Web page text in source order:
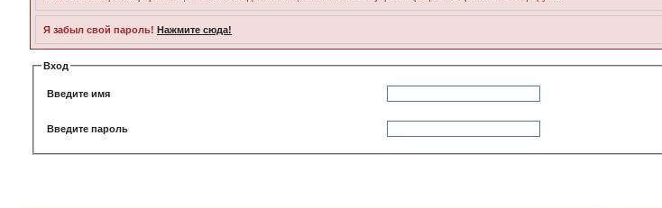
Я забыл свой пароль! Нажмите сюда!
Вход
Введите имя
Введите пароль